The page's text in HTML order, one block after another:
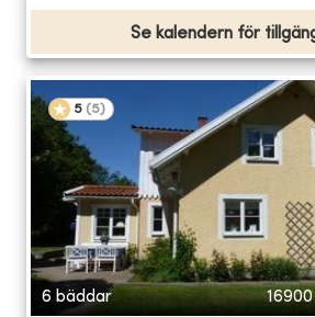
Se kalendern för
5 (5)
6 bäddar